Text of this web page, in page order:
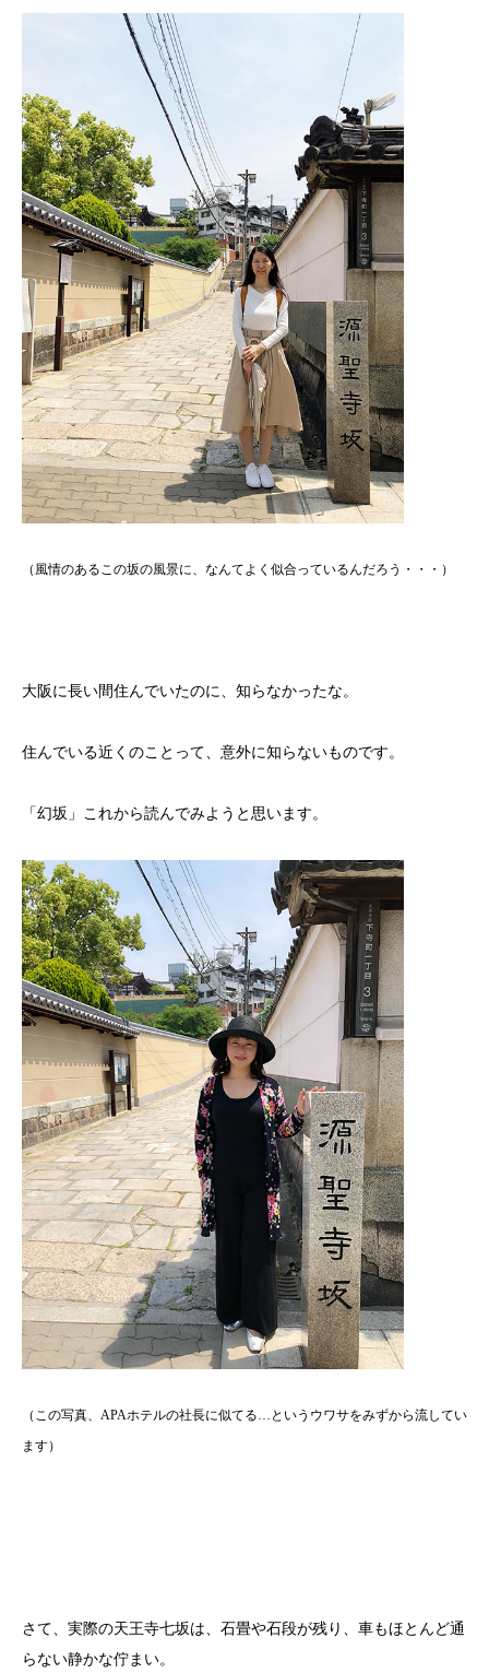
（風情のあるこの坂の風景に、なんてよく似合っているんだろう・・・）
大阪に長い間住んでいたのに、知らなかったな。
住んでいる近くのことって、意外に知らないものです。
「幻坂」これから読んでみようと思います。
（この写真、APAホテルの社長に似てる…というウワサをみずから流してい
ます）
さて、実際の天王寺七坂は、石畳や石段が残り、車もほとんど通
らない静かな佇まい。